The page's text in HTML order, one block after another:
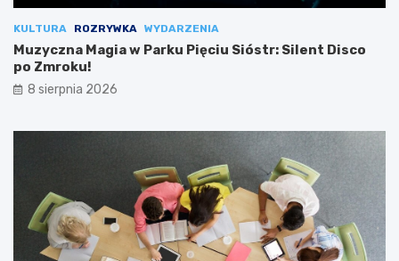
KULTURA ROZRYWKA WYDARZENIA
Muzyczna Magia w Parku Pięciu Sióstr: Silent Disco
po Zmroku!
8 sierpnia 2026